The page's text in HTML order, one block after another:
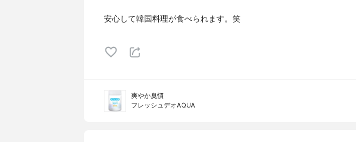
安心して韓国料理が食べられます。笑
爽やか臭慣
フレッシュデオAQUA